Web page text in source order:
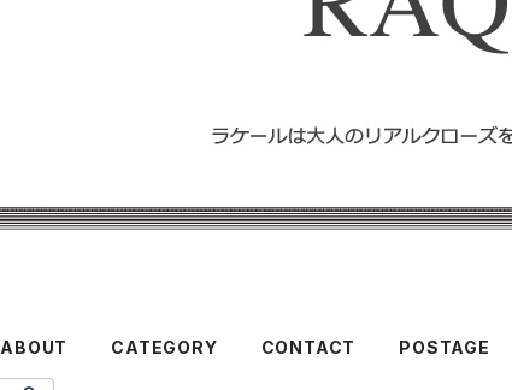
ABOUT CATEGORY CONTACT POSTAGE